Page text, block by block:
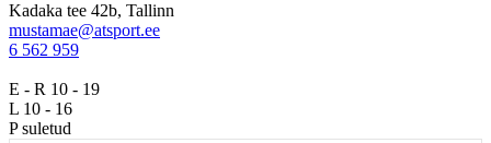
Kadaka tee 42b, Tallinn
mustamae@atsport.ee
6 562 959
E - R 10 - 19
L 10 - 16
P suletud